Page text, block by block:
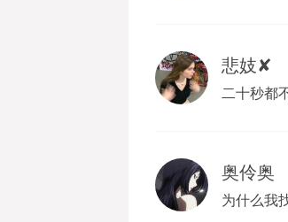
悲妓✘
二十秒都
奥伶奥
为什么我